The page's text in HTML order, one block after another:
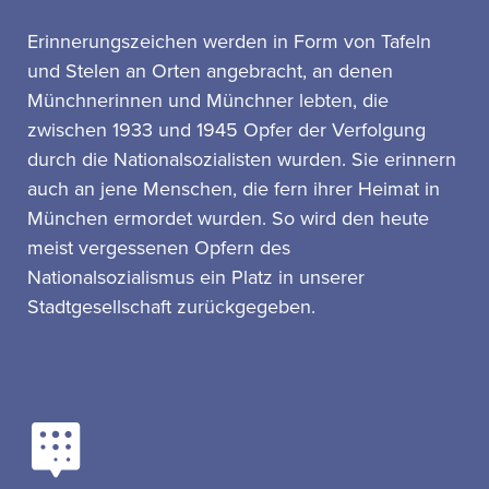
Erinnerungszeichen werden in Form von Tafeln
und Stelen an Orten angebracht, an denen
Münchnerinnen und Münchner lebten, die
zwischen 1933 und 1945 Opfer der Verfolgung
durch die Nationalsozialisten wurden. Sie erinnern
auch an jene Menschen, die fern ihrer Heimat in
München ermordet wurden. So wird den heute
meist vergessenen Opfern des
Nationalsozialismus ein Platz in unserer
Stadtgesellschaft zurückgegeben.